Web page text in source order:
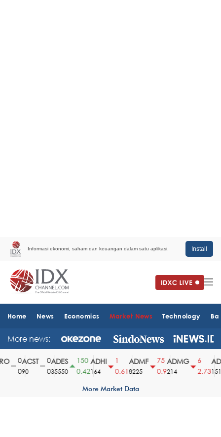
Informasi ekonomi, saham dan keuangan dalam satu aplikasi. Install
Home News Economics Market News Technology
More news:
ACST
90
ADES
35550
150
0.42
ADHI
164
0.61
ADMF
8225
75
0.9
ADMG
214
2.731510
More Market Data